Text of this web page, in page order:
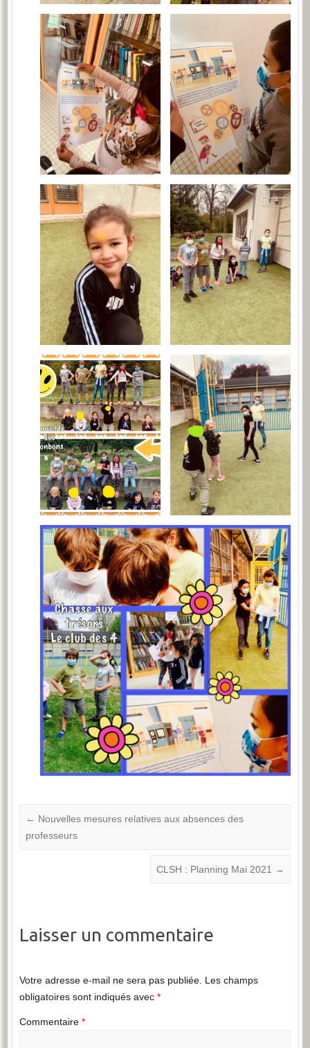
← Nouvelles mesures relatives aux absences des
professeurs
CLSH : Planning Mai 2021 →
Laisser un commentaire
Votre adresse e-mail ne sera pas publiée. Les champs
obligatoires sont indiqués avec *
Commentaire *